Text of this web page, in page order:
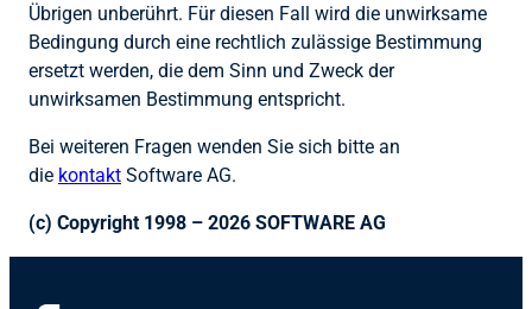
Übrigen unberührt. Für diesen Fall wird die unwirksame
Bedingung durch eine rechtlich zulässige Bestimmung
ersetzt werden, die dem Sinn und Zweck der
unwirksamen Bestimmung entspricht.
Bei weiteren Fragen wenden Sie sich bitte an
die kontakt Software AG.
(c) Copyright 1998 – 2026 SOFTWARE AG